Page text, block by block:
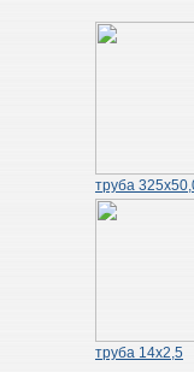
труба
труба 14х2,5